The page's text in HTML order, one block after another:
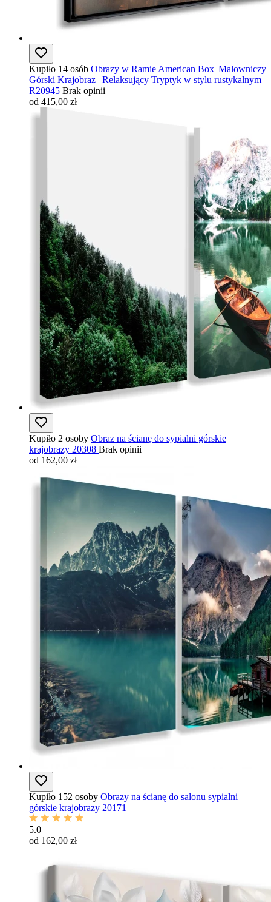
Kupiło 14 osób Obrazy w Ramie American Box| Malowniczy
Górski Krajobraz | Relaksujący Tryptyk w stylu rustykalnym
R20945 Brak opinii
od 415,00 zł
Kupiło 2 osoby Obraz na ścianę do sypialni górskie
krajobrazy 20308 Brak opinii
od 162,00 zł
Kupiło 152 osoby Obrazy na ścianę do salonu sypialni
górskie krajobrazy 20171
5.0
od 162,00 zł